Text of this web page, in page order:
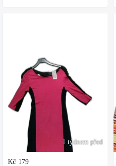
1 týdnem před
Kč 179